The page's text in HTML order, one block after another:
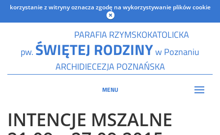
korzystanie z witryny oznacza zgodę na wykorzystywanie plików cookie
PARAFIA RZYMSKOKATOLICKA
pw. ŚWIĘTEJ RODZINYw Poznaniu
ARCHIDIECEZJA POZNAŃSKA
MENU
INTENCJE MSZALNE